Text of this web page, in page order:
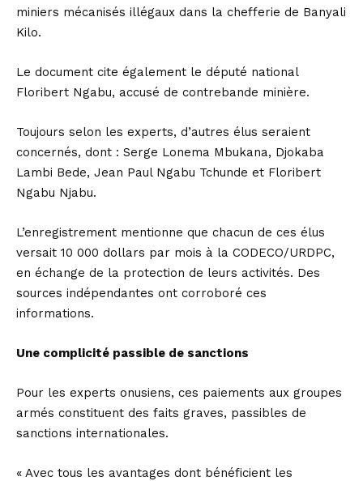
miniers mécanisés illégaux dans la chefferie de Banyali
Kilo.
Le document cite également le député national
Floribert Ngabu, accusé de contrebande minière.
Toujours selon les experts, d’autres élus seraient
concernés, dont : Serge Lonema Mbukana, Djokaba
Lambi Bede, Jean Paul Ngabu Tchunde et Floribert
Ngabu Njabu.
L’enregistrement mentionne que chacun de ces élus
versait 10 000 dollars par mois à la CODECO/URDPC,
en échange de la protection de leurs activités. Des
sources indépendantes ont corroboré ces
informations.
Une complicité passible de sanctions
Pour les experts onusiens, ces paiements aux groupes
armés constituent des faits graves, passibles de
sanctions internationales.
« Avec tous les avantages dont bénéficient les